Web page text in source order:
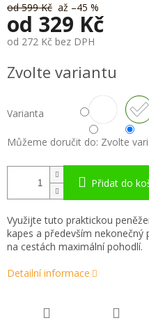
od 599 Kč až –45 %
od 329 Kč
od 272 Kč bez DPH
cena:
Zvolte variantu
Varianta
Můžeme doručit do: Zvolte
Přidat do
Využijte tuto praktickou
kapes a především
na cestách maximální pohodlí.
Detailní informace